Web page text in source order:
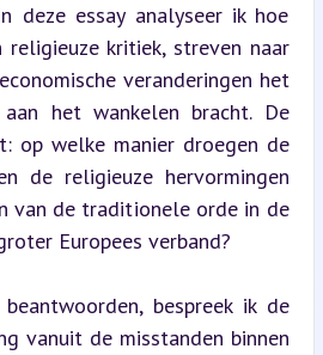
deze essay analyseer ik hoe
religieuze kritiek, streven naar
veranderingen het
het wankelen bracht. De
op welke manier droegen de
de religieuze hervormingen
van de traditionele orde in de
Europees verband?
bespreek ik de
vanuit de misstanden binnen